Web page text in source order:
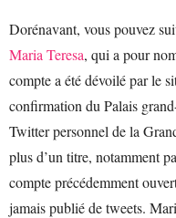
Dorénavant, vous pouvez
Maria Teresa, qui a pour
compte a été dévoilé par le
confirmation du Palais
Twitter personnel de la
plus d’un titre, notamment
compte précédemment
jamais publié de tweets.